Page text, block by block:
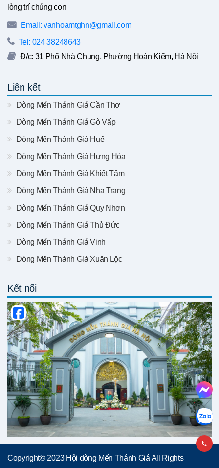
lòng trí chúng con
Email: vanhoamtghn@gmail.com
Tel: 024 38248643
Đ/c: 31 Phố Nhà Chung, Phường Hoàn Kiếm, Hà Nội
Liên kết
Dòng Mến Thánh Giá Cần Thơ
Dòng Mến Thánh Giá Gò Vấp
Dòng Mến Thánh Giá Huế
Dòng Mến Thánh Giá Hưng Hóa
Dòng Mến Thánh Giá Khiết Tâm
Dòng Mến Thánh Giá Nha Trang
Dòng Mến Thánh Giá Quy Nhơn
Dòng Mến Thánh Giá Thủ Đức
Dòng Mến Thánh Giá Vinh
Dòng Mến Thánh Giá Xuân Lộc
Kết nối
Copyright© 2023 Hội dòng Mến Thánh Giá All Rights